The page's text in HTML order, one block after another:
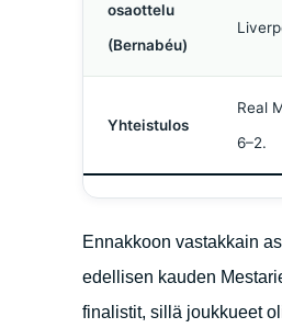
osaottelu
(Bernabéu)
Yhteistulos
Real
6–2.
Ennakkoon vastakkain
edellisen kauden
finalistit, sillä joukkueet